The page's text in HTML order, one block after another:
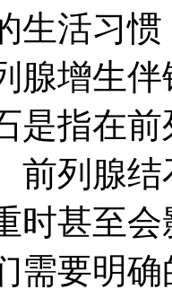
生活习
增生伴
是指在
前列腺
时甚至
要明确